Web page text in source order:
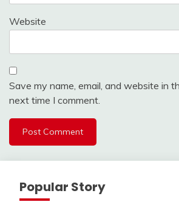
Website
Save my name, email, and website in
next time I comment.
Popular Story